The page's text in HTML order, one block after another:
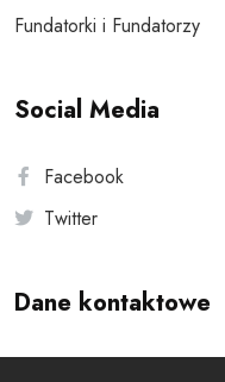
Fundatorki i Fundatorzy
Social Media
Facebook
Twitter
Dane kontaktowe